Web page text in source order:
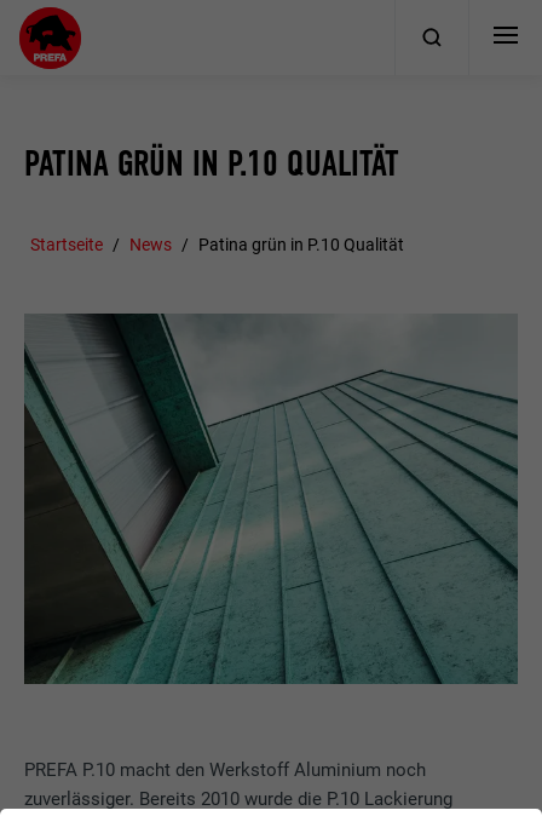
PATINA GRÜN IN P.10 QUALITÄT
Startseite News Patina grün in P.10 Qualität
PREFA P.10 macht den Werkstoff Aluminium noch
zuverlässiger. Bereits 2010 wurde die P.10 Lackierung